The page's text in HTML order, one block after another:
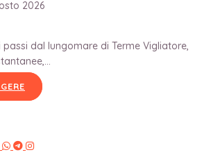
2026
passi dal lungomare di Terme Vigliatore,